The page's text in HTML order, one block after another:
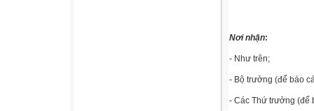
Nơi nhận:
- Như trên;
- Bộ trưởng (để báo
- Các Thứ trưởng (để